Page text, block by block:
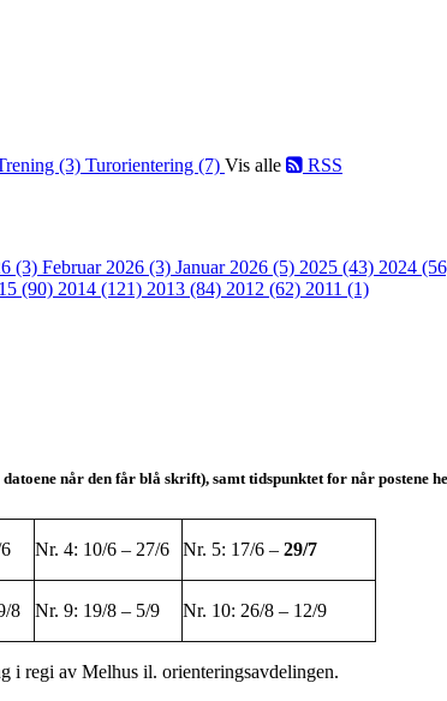
(3) Turorientering (7) Vis alle RSS
(3) Februar 2026 (3) Januar 2026 (5) 2025 (43) 2024
(90) 2014 (121) 2013 (84) 2012 (62) 2011 (1)
når den får blå skrift), samt tidspunktet for når postene
Nr. 4: 10/6 – 27/6 Nr. 5: 17/6 – 29/7
8 Nr. 9: 19/8 – 5/9 Nr. 10: 26/8 – 12/9
i regi av Melhus il. orienteringsavdelingen.